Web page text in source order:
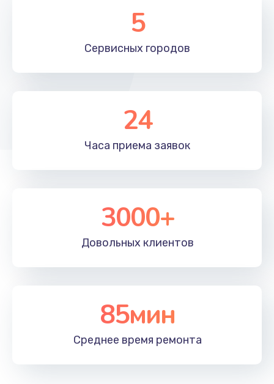
1400 руб.
Заказать
5
Сервисных городов
24
Часа приема заявок
3000+
Довольных клиентов
85мин
Среднее время ремонта